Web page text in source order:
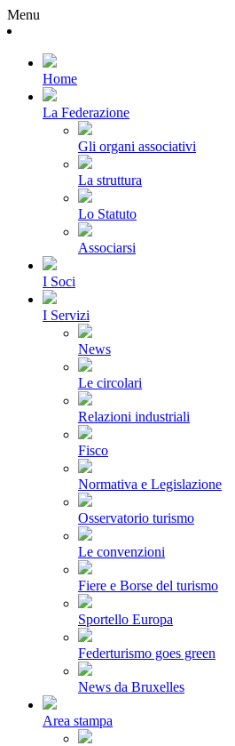
Menu
Home
La Federazione
Gli organi associativi
La struttura
Lo Statuto
Associarsi
I Soci
I Servizi
News
Le circolari
Relazioni industriali
Fisco
Normativa e Legislazione
Osservatorio turismo
Le convenzioni
Fiere e Borse del turismo
Sportello Europa
Federturismo goes green
News da Bruxelles
Area stampa